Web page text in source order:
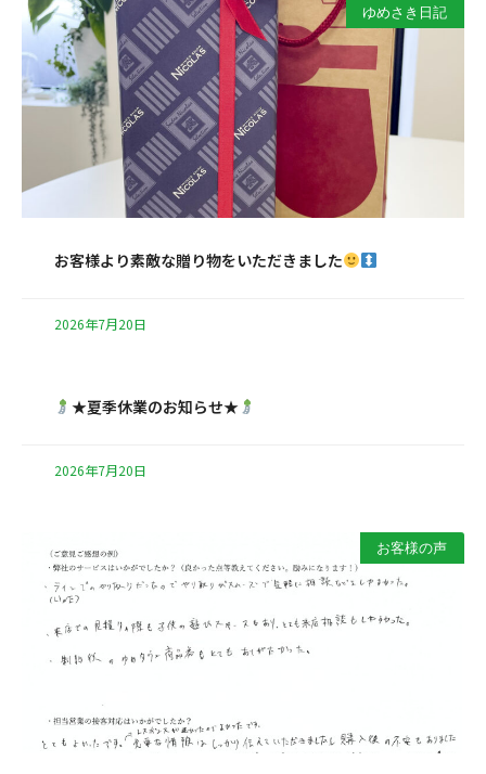
ゆめさき日記
お客様より素敵な贈り物をいただきました
2026年7月20日
★夏季休業のお知らせ★
2026年7月20日
お客様の声